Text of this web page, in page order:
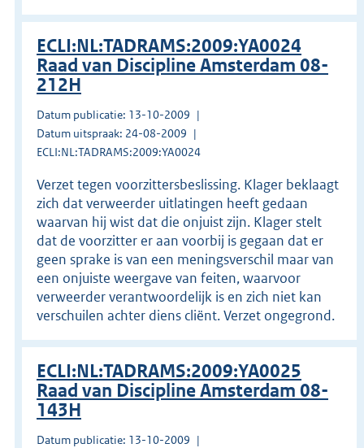
ECLI:NL:TADRAMS:2009:YA0024
Raad van Discipline Amsterdam 08-
212H
Datum publicatie: 13-10-2009
Datum uitspraak: 24-08-2009
ECLI:NL:TADRAMS:2009:YA0024
Verzet tegen voorzittersbeslissing. Klager beklaagt
zich dat verweerder uitlatingen heeft gedaan
waarvan hij wist dat die onjuist zijn. Klager stelt
dat de voorzitter er aan voorbij is gegaan dat er
geen sprake is van een meningsverschil maar van
een onjuiste weergave van feiten, waarvoor
verweerder verantwoordelijk is en zich niet kan
verschuilen achter diens cliënt. Verzet ongegrond.
ECLI:NL:TADRAMS:2009:YA0025
Raad van Discipline Amsterdam 08-
143H
Datum publicatie: 13-10-2009